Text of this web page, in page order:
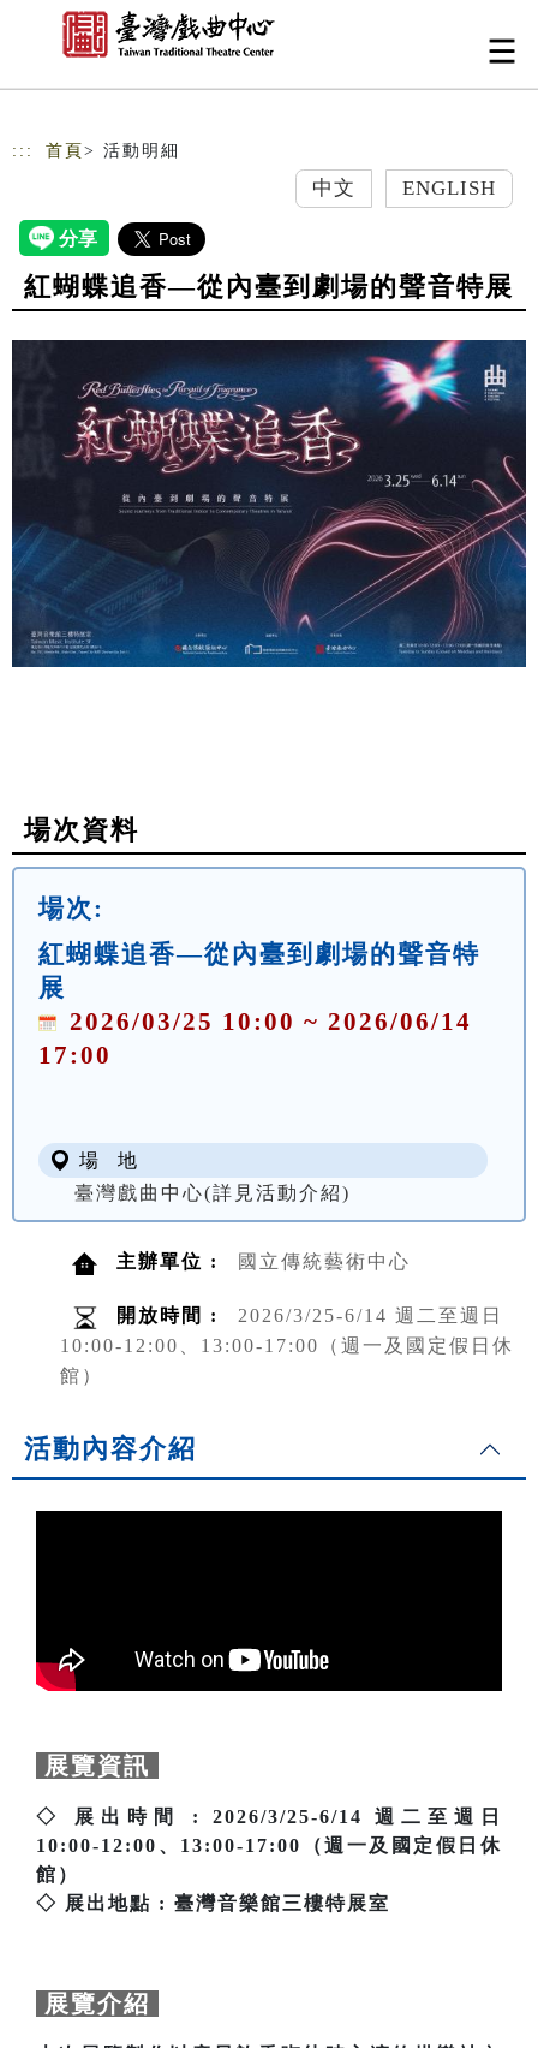
跳到主要內容
網站導覽
::: 首頁 > 活動明細
中文 ENGLISH
紅蝴蝶追香—從內臺到劇場的聲音特展
場次資料
場次:
紅蝴蝶追香—從內臺到劇場的聲音特
展
2026/03/25 10:00 ~ 2026/06/14
17:00
場 地
臺灣戲曲中心(詳見活動介紹)
主辦單位 : 國立傳統藝術中心
開放時間 :
2026/3/25-6/14 週二至週日
10:00-12:00、13:00-17:00（週一及國定假日休
館）
活動內容介紹
展覽資訊
◇ 展出時間 : 2026/3/25-6/14 週二至週日
10:00-12:00、13:00-17:00（週一及國定假日休
館）
◇ 展出地點 : 臺灣音樂館三樓特展室
展覽介紹